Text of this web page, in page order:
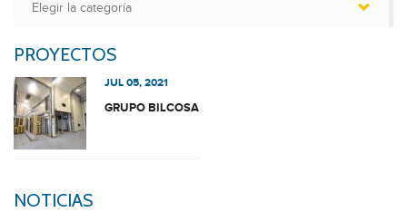
PROYECTOS
JUL 05, 2021
GRUPO BILCOSA
NOTICIAS